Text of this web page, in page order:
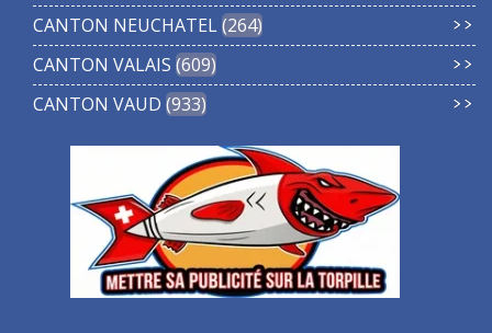
CANTON NEUCHATEL 264
CANTON VALAIS 609
CANTON VAUD 933